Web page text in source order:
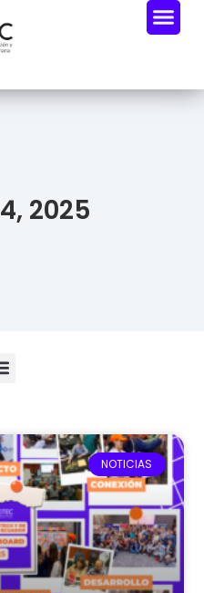
2025
NOTICIAS